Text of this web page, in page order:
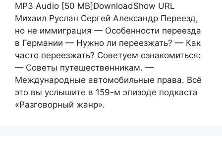
MP3 Audio [50 MB]DownloadShow URL
Михаил Руслан Сергей Александр Переезд,
но не иммиграция — Особенности переезда
в Германии — Нужно ли переезжать? — Как
часто переезжать? Советуем ознакомиться:
— Советы путешественникам. —
Международные автомобильные права. Всё
это вы услышите в 159-м эпизоде подкаста
«Разговорный жанр».